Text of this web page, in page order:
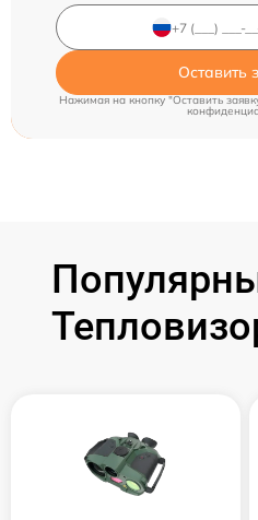
Оставить
Нажимая на кнопку "Оставить